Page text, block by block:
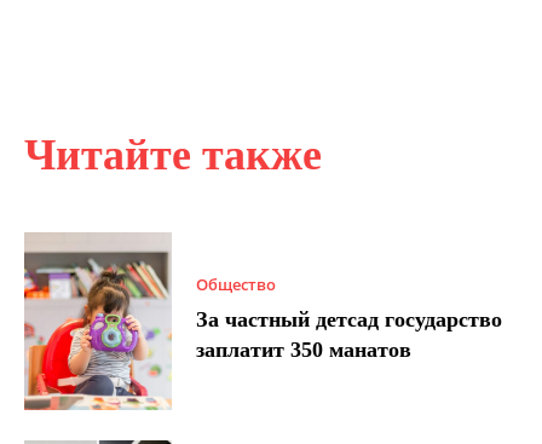
Читайте также
Общество
За частный детсад государство
заплатит 350 манатов